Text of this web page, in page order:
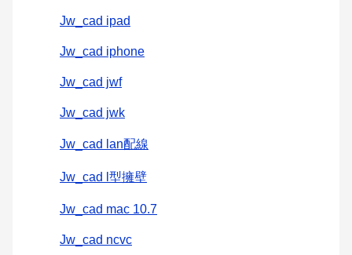
Jw_cad ipad
Jw_cad iphone
Jw_cad jwf
Jw_cad jwk
Jw_cad lan配線
Jw_cad l型擁壁
Jw_cad mac 10.7
Jw_cad ncvc